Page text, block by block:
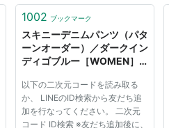
1002 ブックマーク
スキニーデニムパンツ（パタ
ーンオーダー）／ダークイン
ディゴブルー［WOMEN］
ZOZO（ゾゾ）のファッショ
ン通販 - ZOZOTOWN
以下の二次元コードを読み取る
か、 LINEのID検索から友だち追
加を行なってください。 二次元
コード ID検索 ※友だち追加後に、